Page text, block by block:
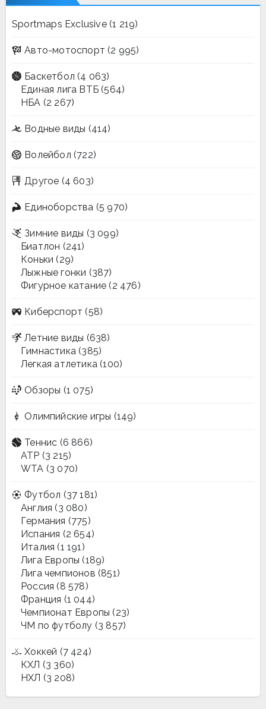
Sportmaps Exclusive(1 219)
Авто-мотоспорт (2 995)
Баскетбол (4 063)
Единая лига ВТБ (564)
НБА (2 267)
Водные виды (414)
Волейбол (722)
Другое (4 603)
Единоборства (5 970)
Зимние виды (3 099)
Биатлон (241)
Коньки (29)
Лыжные гонки (387)
Фигурное катание (2 476)
Киберспорт (58)
Летние виды (638)
Гимнастика (385)
Легкая атлетика (100)
Обзоры (1 075)
Олимпийские игры (149)
Теннис (6 866)
ATP (3 215)
WTA (3 070)
Футбол (37 181)
Англия (3 080)
Германия (775)
Испания (2 654)
Италия (1 191)
Лига Европы (189)
Лига чемпионов (851)
Россия (8 578)
Франция (1 044)
Чемпионат Европы (23)
ЧМ по футболу (3 857)
Хоккей (7 424)
КХЛ (3 360)
НХЛ (3 208)